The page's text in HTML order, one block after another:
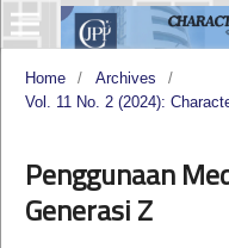
Home / Archives
/
Vol. 11 No. 2 (2024):
Penggunaan
Generasi Z